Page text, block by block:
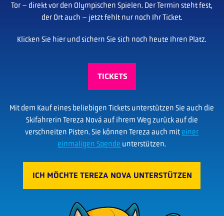
Tor – direkt vor den Olympischen Spielen. Der Termin steht fest,
der Ort auch – jetzt fehlt nur noch Ihr Ticket.
Klicken Sie hier und sichern Sie sich noch heute Ihren Platz.
TICKETS
Mit dem Kauf eines beliebigen Tickets unterstützen Sie auch die
Skifahrerin Tereza Nová auf ihrem Weg zurück auf die
verschneiten Pisten. Sie können Tereza auch mit einer
einmaligen Spende unterstützen.
ICH MÖCHTE TEREZA NOVA UNTERSTÜTZEN